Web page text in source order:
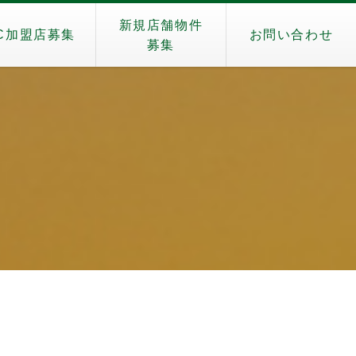
加盟店募集
新規店舗物件
募集
お問い合わせ